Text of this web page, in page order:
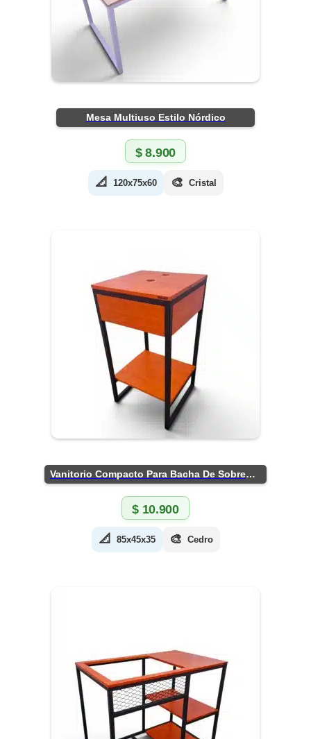
Mesa Multiuso Estilo Nórdico
$8.900
📐 120x75x60 🎨 Cristal
Vanitorio Compacto Para Bacha De Sobreponer
$10.900
📐 85x45x35 🎨 Cedro